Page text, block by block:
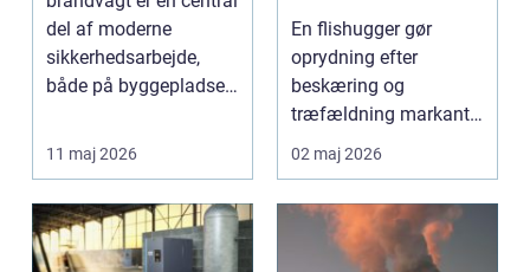
del af moderne
sikkerhedsarbejde,
både på byggepladser,
11 maj 2026
ud af arbejdet
En flishugger gør
oprydning efter
beskæring og
træfældning markant
lettere. I stedet for at
bruge we...
02 maj 2026